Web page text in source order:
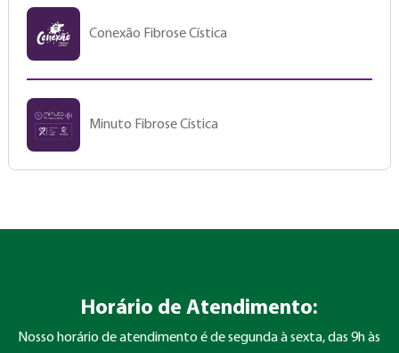
Conexão Fibrose Cística
Minuto Fibrose Cística
Horário de Atendimento:
Nosso horário de atendimento é de segunda à sexta, das 9h às